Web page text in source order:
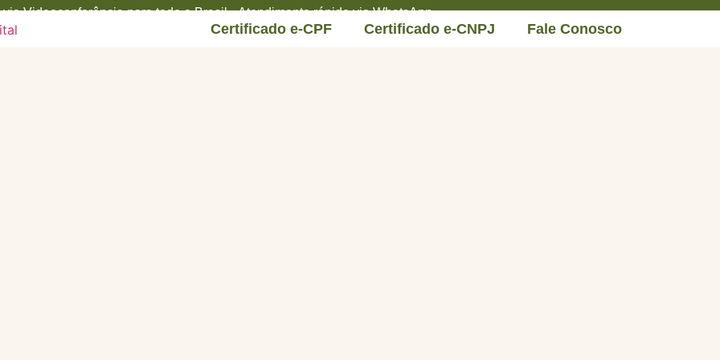
Videoconferência para todo o Brasil • Atendimento rápido via WhatsApp
Certificado e-CPF Certificado e-CNPJ Fale Conosco